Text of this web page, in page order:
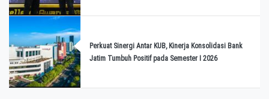
Perkuat Sinergi Antar KUB, Kinerja Konsolidasi Bank
Jatim Tumbuh Positif pada Semester I 2026